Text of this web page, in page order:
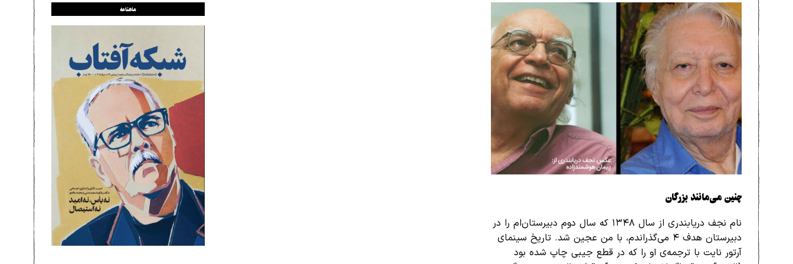
چنین می‌مانند بزرگان
نام نجف دریابندری از سال ۱۳۴۸ که سال دوم دبیرستان‌ام را در
دبیرستان هدف ۴ می‌گذراندم، با من عجین شد. تاریخ سینمای
آرتور نایت با ترجمه‌ی او را که در قطع جیبی چاپ شده بود
ماهنامه